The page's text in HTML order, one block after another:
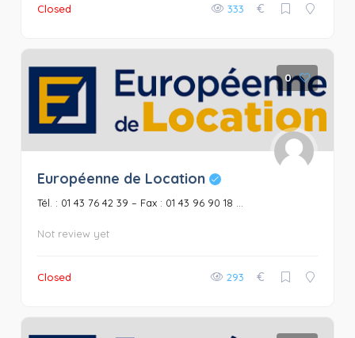
Closed 333 €
0
Européenne de Location
Tél. : 01 43 76 42 39 – Fax : 01 43 96 90 18 ...
Not review yet
Closed 293 €